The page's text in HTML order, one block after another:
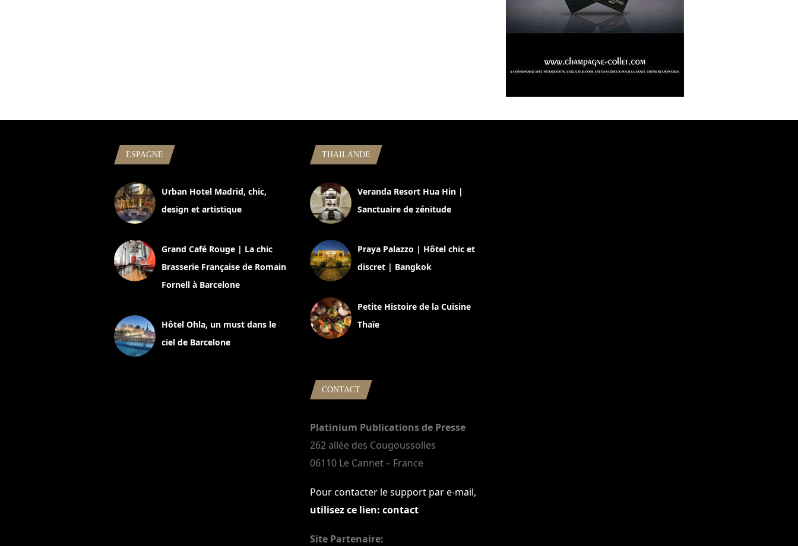
ESPAGNE
Urban Hotel Madrid, chic,
design et artistique
Grand Café Rouge | La chic
Brasserie Française de Romain
Fornell à Barcelone
Hôtel Ohla, un must dans le
ciel de Barcelone
THAILANDE
Veranda Resort Hua Hin |
Sanctuaire de zénitude
Praya Palazzo | Hôtel chic et
discret | Bangkok
Petite Histoire de la Cuisine
Thaïe
CONTACT
Platinium Publications de Presse
262 allée des Cougoussolles
06110 Le Cannet – France
Pour contacter le support par e-mail,
utilisez ce lien: contact
Site Partenaire: